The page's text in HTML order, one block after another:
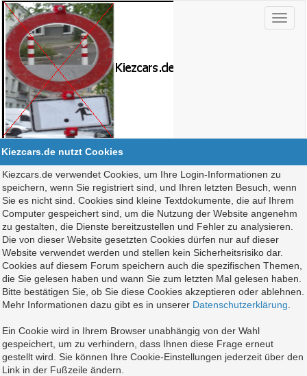
Kiezcars.de nutzt Cookies
Kiezcars.de verwendet Cookies, um Ihre Login-Informationen zu
speichern, wenn Sie registriert sind, und Ihren letzten Besuch, wenn
Sie es nicht sind. Cookies sind kleine Textdokumente, die auf Ihrem
Computer gespeichert sind, um die Nutzung der Website angenehm
zu gestalten, die Dienste bereitzustellen und Fehler zu analysieren.
Die von dieser Website gesetzten Cookies dürfen nur auf dieser
Website verwendet werden und stellen kein Sicherheitsrisiko dar.
Cookies auf diesem Forum speichern auch die spezifischen Themen,
die Sie gelesen haben und wann Sie zum letzten Mal gelesen haben.
Bitte bestätigen Sie, ob Sie diese Cookies akzeptieren oder ablehnen.
Mehr Informationen dazu gibt es in unserer Datenschutzerklärung
Ein Cookie wird in Ihrem Browser unabhängig von der Wahl
gespeichert, um zu verhindern, dass Ihnen diese Frage erneut
gestellt wird. Sie können Ihre Cookie-Einstellungen jederzeit über den
Link in der Fußzeile ändern.